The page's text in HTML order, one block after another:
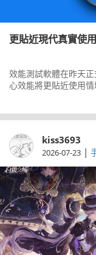
更貼近現代真實使
效能測試軟體在昨天
心效能將更貼近使用情
kiss3693
2026-07-23 |